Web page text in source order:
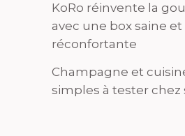
KoRo réinvente la
avec une box saine et
réconfortante
Champagne et
simples à tester chez